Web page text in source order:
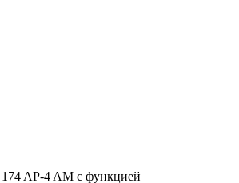
AP-4 AM с функцией